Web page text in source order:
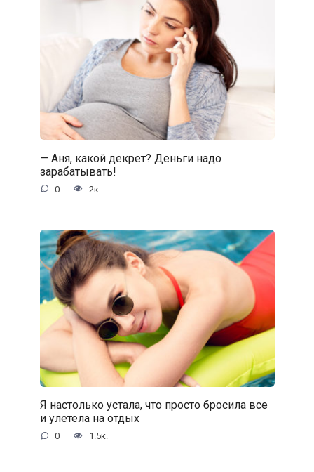
— Аня, какой декрет? Деньги надо
зарабатывать!
0 2к.
Я настолько устала, что просто бросила все
и улетела на отдых
0 1.5к.